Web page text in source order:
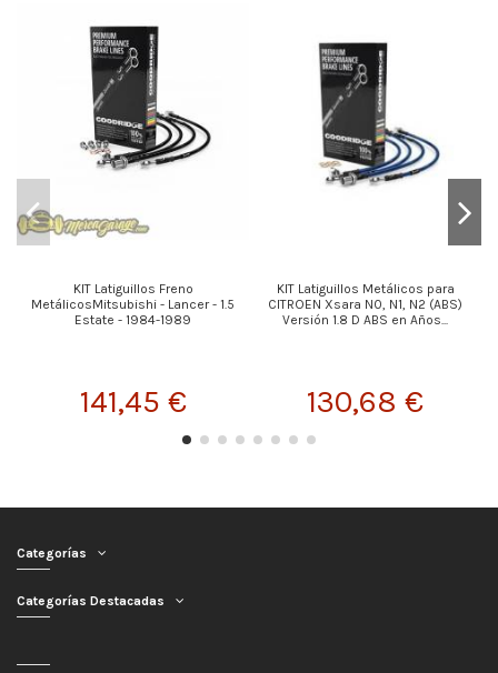
KIT Latiguillos Freno
MetálicosMitsubishi - Lancer - 1.5
Estate - 1984-1989
141,45 €
KIT Latiguillos Metálicos para
CITROEN Xsara N0, N1, N2 (ABS)
Versión 1.8 D ABS en Años...
130,68 €
Categorías
Categorías Destacadas